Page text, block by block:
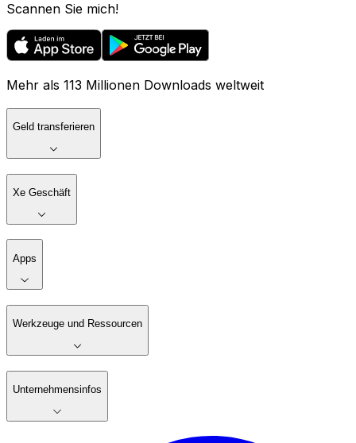
Scannen Sie mich!
Mehr als 113 Millionen Downloads weltweit
Geld transferieren
Xe Geschäft
Apps
Werkzeuge und Ressourcen
Unternehmensinfos